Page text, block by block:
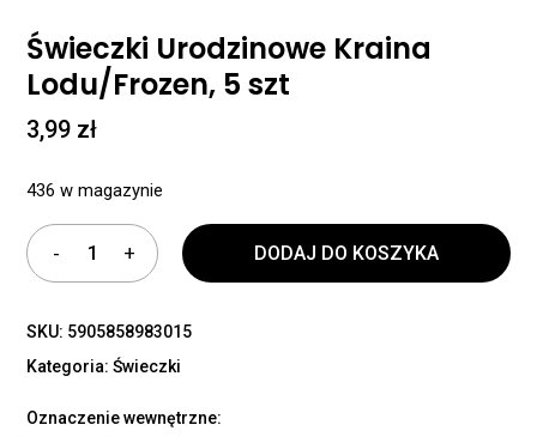
Świeczki Urodzinowe Kraina
Lodu/Frozen, 5 szt
3,99 zł
436 w magazynie
DODAJ DO KOSZYKA
SKU: 5905858983015
Kategoria:Świeczki
Oznaczenie wewnętrzne: